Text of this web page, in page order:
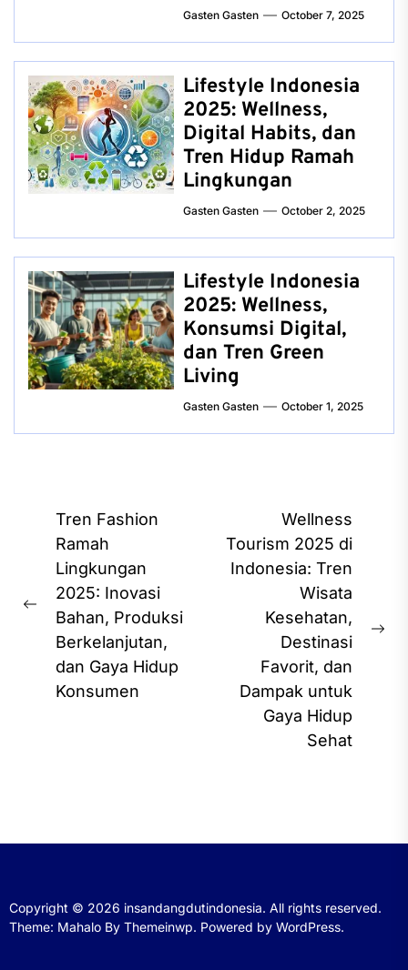
Gasten Gasten October 7, 2025
Lifestyle Indonesia
2025: Wellness,
Digital Habits, dan
Tren Hidup Ramah
Lingkungan
Gasten Gasten October 2, 2025
Lifestyle Indonesia
2025: Wellness,
Konsumsi Digital,
dan Tren Green
Living
Gasten Gasten October 1, 2025
Post
navigation
Previous
post:
Tren Fashion
Ramah
Lingkungan
2025: Inovasi
Bahan, Produksi
Berkelanjutan,
dan Gaya Hidup
Konsumen
Wellness
Tourism 2025 di
Indonesia: Tren
Wisata
Kesehatan,
Destinasi
Favorit, dan
Dampak untuk
Gaya Hidup
Sehat
Copyright © 2026 insandangdutindonesia. All rights reserved.
Theme: Mahalo By Themeinwp. Powered by WordPress.